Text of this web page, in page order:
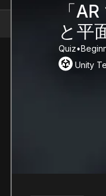
「
と平
Quiz•
Unity